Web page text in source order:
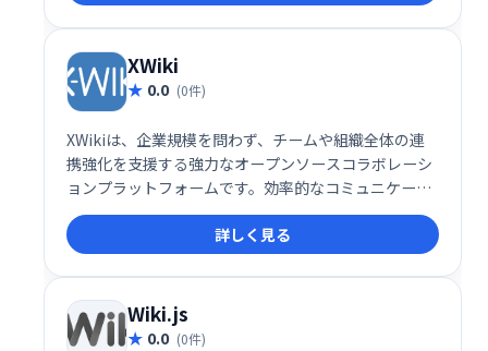
XWiki
0.0 (0件)
XWikiは、企業規模を問わず、チームや組織全体の連
携強化を支援する強力なオープンソースコラボレーシ
ョンプラットフォームです。効率的なコミュニケーシ
ョンと情報共有を実現し、組織内の情報サイロを解消
します。重要な情報への迅速かつ効率的なアクセスを
可能にし、ビジネス知識の価値を高め、時間とコスト
の節約に貢献します。あらゆる規模の組織におけるコ
ラボレーションの最適化に最適なソリューションで
す。
詳しく見る
Wiki.js
0.0 (0件)